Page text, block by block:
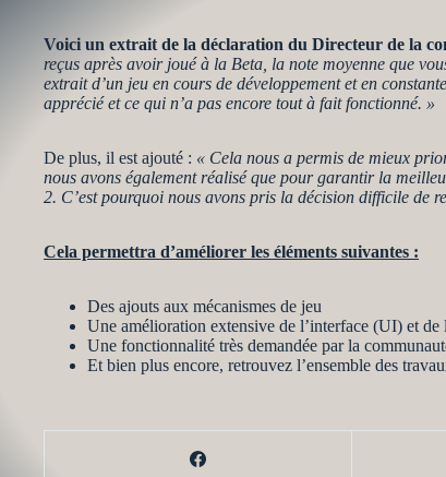
Voici un extrait de la déclaration du Directeur de la
reçus après avoir joué à la Beta, la note moyenne que
extrait d’un jeu en cours de développement et en
apprécié et ce qui n’a pas encore tout à fait fonctionné. »
De plus, il est ajouté : « Cela nous a permis de mieux
nous avons également réalisé que pour garantir la
2. C’est pourquoi nous avons pris la décision difficile de
Cela permettra d’améliorer les éléments suivantes :
Des ajouts aux mécanismes de jeu
Une amélioration extensive de l’interface (UI) et
Une fonctionnalité très demandée par la
Et bien plus encore, retrouvez l’ensemble des